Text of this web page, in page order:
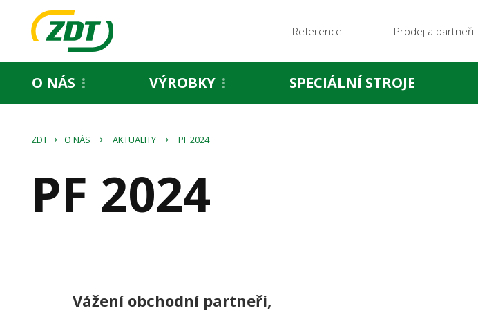
Reference Prodej a partneři
O NÁS VÝROBKY SPECIÁLNÍ STROJE
ZDT O NÁS AKTUALITY PF 2024
PF 2024
Vážení obchodní partneři,